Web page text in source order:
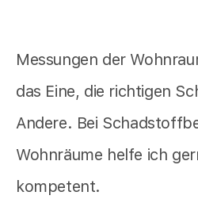
Messungen der
das Eine, die richtigen
Andere. Bei
Wohnräume helfe ich
kompetent.